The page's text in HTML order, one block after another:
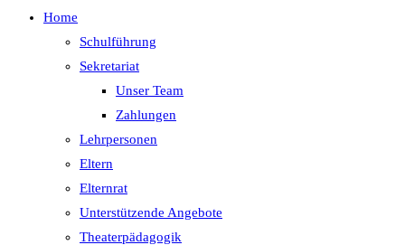
Home
Schulführung
Sekretariat
Unser Team
Zahlungen
Lehrpersonen
Eltern
Elternrat
Unterstützende Angebote
Theaterpädagogik